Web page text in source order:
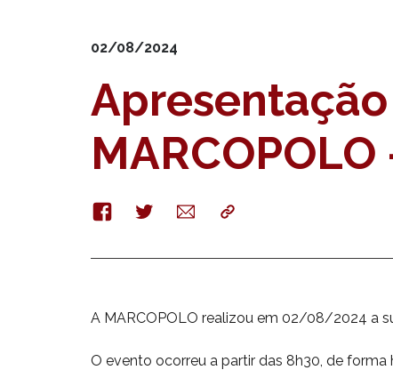
02/08/2024
Apresentação
FacebookTwitterE-
mail
Copy
A MARCOPOLO realizou em 02/08/2024 a
O evento ocorreu a partir das 8h30, de forma